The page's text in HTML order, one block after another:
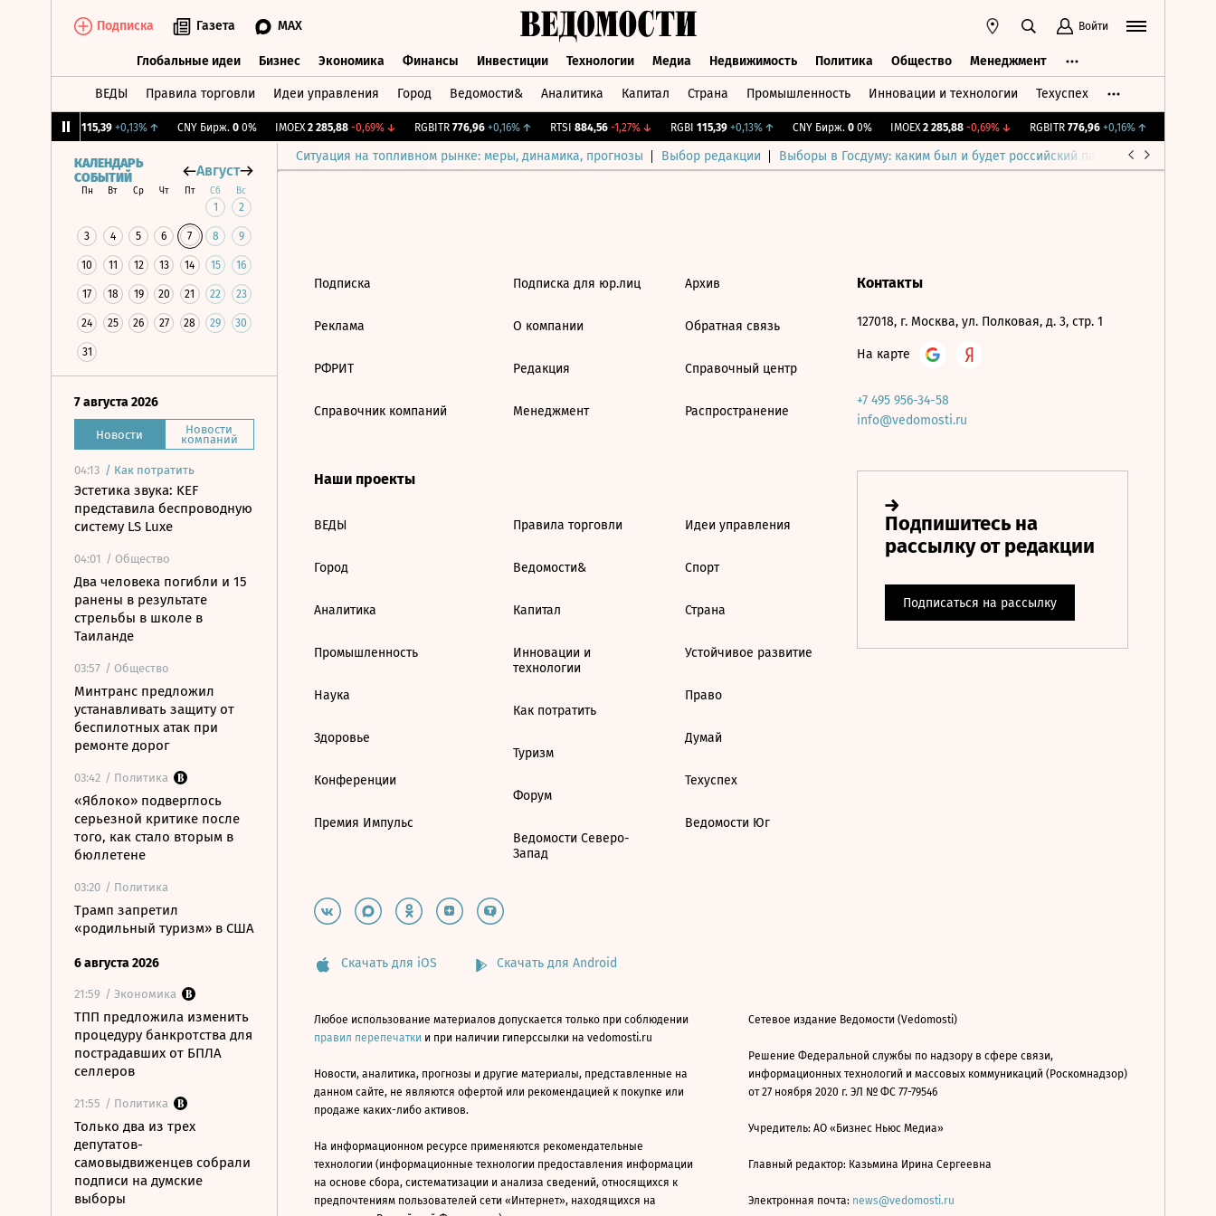
Подписка Газета MAX Войти
Глобальные идеи Бизнес Экономика Финансы Инвестиции Технологии Медиа Недвижимость Политика Общество Менеджмент
ВЕДЫ Правила торговли Идеи управления Город Ведомости& Аналитика Капитал Страна Промышленность Инновации и технологии Техуспех
115,39 +0,13%↑ CNY Бирж. 0 0% IMOEX 2 285,88 -0,69%↓ RGBITR 776,96 +0,16%↑ RTSI 884,56 -1,27%↓ RGBI 115,39 +0,13%↑ CNY Бирж. 0 0% IMOEX 2 285,88 -0,69%↓ RGBITR 776,96 +0,16%↑
Ситуация на топливном рынке: меры, динамика, прогнозы Выбор редакции Выборы в Госдуму: каким был и будет российский парламент
КАЛЕНДАРЬ
СОБЫТИЙ
Август
Пн Вт Ср Чт Пт Сб Вс
1 2
3 4 5 6 7 8 9
10 11 12 13 14 15 16
17 18 19 20 21 22 23
24 25 26 27 28 29 30
31
7 августа 2026
Новости Новости
компаний
04:13 / Как потратить
Эстетика звука: KEF
представила беспроводную
систему LS Luxe
04:01 / Общество
Два человека погибли и 15
ранены в результате
стрельбы в школе в
Таиланде
03:57 / Общество
Минтранс предложил
устанавливать защиту от
беспилотных атак при
ремонте дорог
03:42 / Политика
«Яблоко» подверглось
серьезной критике после
того, как стало вторым в
бюллетене
03:20 / Политика
Трамп запретил
«родильный туризм» в США
6 августа 2026
21:59 / Экономика
ТПП предложила изменить
процедуру банкротства для
пострадавших от БПЛА
селлеров
21:55 / Политика
Только два из трех
депутатов-
самовыдвиженцев собрали
подписи на думские
выборы
Подписка
Реклама
РФРИТ
Справочник компаний
Подписка для юр.лиц
О компании
Редакция
Менеджмент
Архив
Обратная связь
Справочный центр
Распространение
Наши проекты
ВЕДЫ
Город
Аналитика
Промышленность
Наука
Здоровье
Конференции
Премия Импульс
Правила торговли
Ведомости&
Капитал
Инновации и
технологии
Как потратить
Туризм
Форум
Ведомости Северо-
Запад
Идеи управления
Спорт
Страна
Устойчивое развитие
Право
Думай
Техуспех
Ведомости Юг
Контакты
127018, г. Москва, ул. Полковая, д. 3, стр. 1
На карте
+7 495 956-34-58
info@vedomosti.ru
Скачать для iOS Скачать для Android
Любое использование материалов допускается только при соблюдении
правил перепечатки и при наличии гиперссылки на vedomosti.ru
Новости, аналитика, прогнозы и другие материалы, представленные на
данном сайте, не являются офертой или рекомендацией к покупке или
продаже каких-либо активов.
На информационном ресурсе применяются рекомендательные
технологии (информационные технологии предоставления информации
на основе сбора, систематизации и анализа сведений, относящихся к
предпочтениям пользователей сети «Интернет», находящихся на
Сетевое издание Ведомости (Vedomosti)
Решение Федеральной службы по надзору в сфере связи,
информационных технологий и массовых коммуникаций (Роскомнадзор)
от 27 ноября 2020 г. ЭЛ № ФС 77-79546
Учредитель: АО «Бизнес Ньюс Медиа»
Главный редактор: Казьмина Ирина Сергеевна
Электронная почта: news@vedomosti.ru